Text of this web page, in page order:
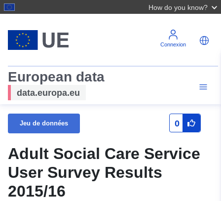
How do you know?
Connexion
European data
data.europa.eu
Jeu de données 0
Adult Social Care Service
User Survey Results
2015/16